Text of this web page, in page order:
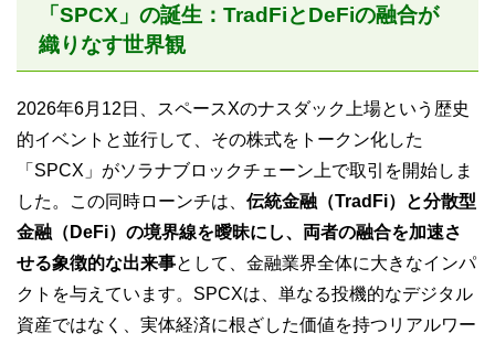
「SPCX」の誕生：TradFiとDeFiの融合が
織りなす世界観
2026年6月12日、スペースXのナスダック上場という歴史
的イベントと並行して、その株式をトークン化した
「SPCX」がソラナブロックチェーン上で取引を開始しま
した。この同時ローンチは、 伝統金融（TradFi）と分散型
金融（DeFi）の境界線を曖昧にし、両者の融合を加速さ
せる象徴的な出来事として、金融業界全体に大きなインパ
クトを与えています。SPCXは、単なる投機的なデジタル
資産ではなく、実体経済に根ざした価値を持つリアルワー